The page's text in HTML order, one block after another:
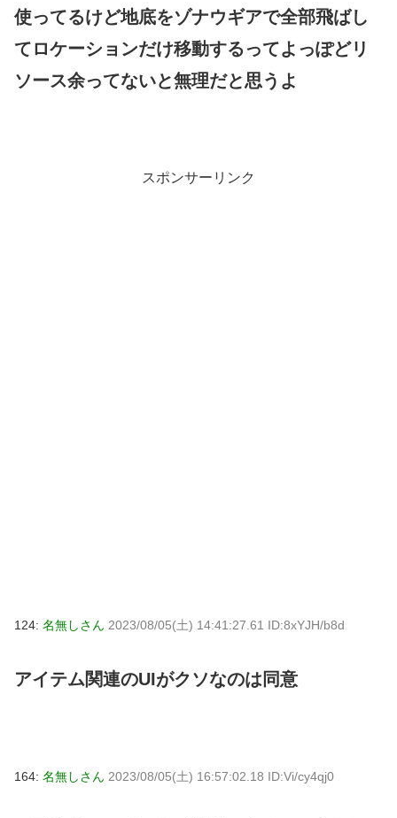
使ってるけど地底をゾナウギアで全部飛ばし
てロケーションだけ移動するってよっぽどリ
ソース余ってないと無理だと思うよ
スポンサーリンク
124: 名無しさん 2023/08/05(土) 14:41:27.61 ID:8xYJH/b8d
アイテム関連のUIがクソなのは同意
164: 名無しさん 2023/08/05(土) 16:57:02.18 ID:Vi/cy4qj0